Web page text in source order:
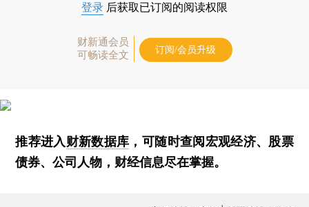
登录 后获取已订阅的阅读权限
财新通会员
可畅读全文
订阅/会员升级
推荐进入财新数据库 ，可随时查阅宏观经济、股票
债券、公司人物，财经信息尽在掌握。